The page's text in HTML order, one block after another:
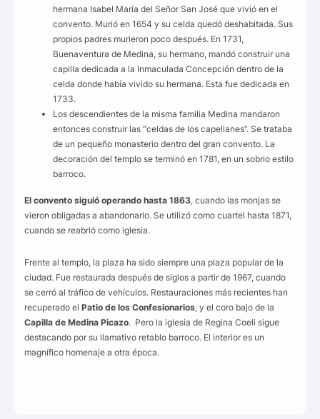
hermana Isabel María del Señor San José que vivió en el
convento. Murió en 1654 y su celda quedó deshabitada. Sus
propios padres murieron poco después. En 1731,
Buenaventura de Medina, su hermano, mandó construir una
capilla dedicada a la Inmaculada Concepción dentro de la
celda donde había vivido su hermana. Esta fue dedicada en
1733.
Los descendientes de la misma familia Medina mandaron
entonces construir las “celdas de los capellanes”. Se trataba
de un pequeño monasterio dentro del gran convento. La
decoración del templo se terminó en 1781, en un sobrio estilo
barroco.
El convento siguió operando hasta 1863, cuando las monjas se
vieron obligadas a abandonarlo. Se utilizó como cuartel hasta 1871,
cuando se reabrió como iglesia.
Frente al templo, la plaza ha sido siempre una plaza popular de la
ciudad. Fue restaurada después de siglos a partir de 1967, cuando
se cerró al tráfico de vehículos. Restauraciones más recientes han
recuperado el Patio de los Confesionarios, y el coro bajo de la
Capilla de Medina Picazo. Pero la iglesia de Regina Coeli sigue
destacando por su llamativo retablo barroco. El interior es un
magnífico homenaje a otra época.